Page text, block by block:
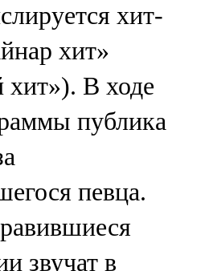
хит-
хит»
хит»). В ходе
публика
певца.
звучат в